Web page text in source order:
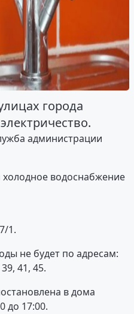
города
администрации
холодное водоснабжение
1.
не будет по адресам:
41, 45.
в дома
до 17:00.